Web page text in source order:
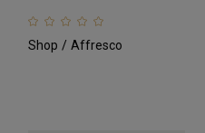
Shop Affresco